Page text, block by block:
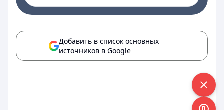
Добавить в список основных
источников в Google